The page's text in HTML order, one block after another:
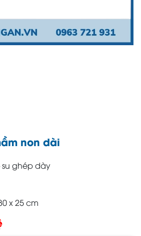
non dài
ghép dày
x 25 cm